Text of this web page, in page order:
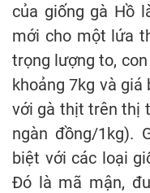
của giống gà Hồ
mới cho một lứa
trọng lượng to,
khoảng 7kg và giá
với gà thịt trên thị
ngàn đồng/1kg).
biệt với các loại
Đó là mã mận,